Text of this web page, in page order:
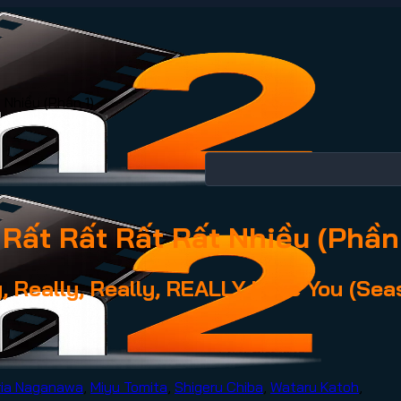
(Phần 1)
Rất Rất Rất Nhiều (Phần
Really, REALLY Love You
Naganawa Miyu Tomita Shigeru Chiba Wataru Katoh